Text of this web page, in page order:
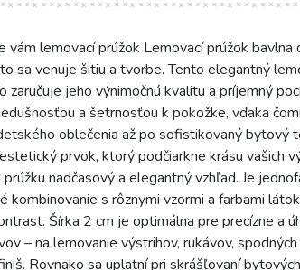
vám lemovací prúžok Lemovací prúžok
sa venuje šitiu a tvorbe. Tento elegantný
zaručuje jeho výnimočnú kvalitu a príjemný
a šetrnosťou k pokožke, vďaka
oblečenia až po sofistikovaný bytový
prvok, ktorý podčiarkne krásu vašich
nadčasový a elegantný vzhľad. Je
kombinovanie s rôznymi vzormi a farbami
Šírka 2 cm je optimálna pre precízne a
– na lemovanie výstrihov, rukávov,
Rovnako sa uplatní pri skrášľovaní